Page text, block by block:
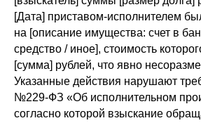
[Дата] приставом-исполнителем
на [описание имущества: счет в
средство / иное], стоимость
[сумма] рублей, что явно
Указанные действия нарушают
№229-ФЗ «Об исполнительном
согласно которой взыскание